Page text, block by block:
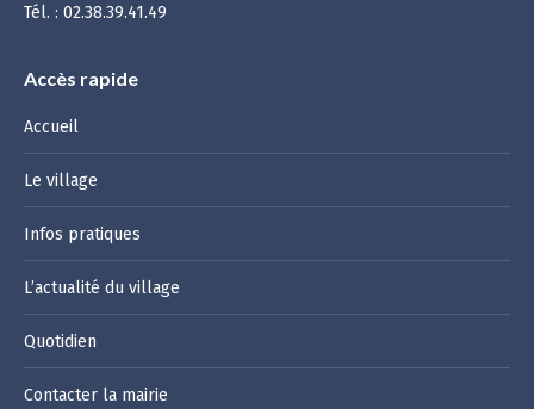
Tél. : 02.38.39.41.49
Accès rapide
Accueil
Le village
Infos pratiques
L’actualité du village
Quotidien
Contacter la mairie